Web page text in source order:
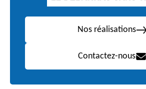
Nos réalisations
Contactez-nous